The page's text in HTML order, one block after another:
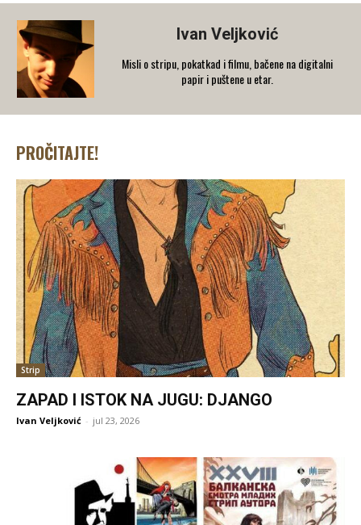
Ivan Veljković
Misli o stripu, pokatkad i filmu, bačene na digitalni
papir i puštene u etar.
PROČITAJTE!
Strip
ZAPAD I ISTOK NA JUGU: DJANGO
Ivan Veljković - jul 23, 2026